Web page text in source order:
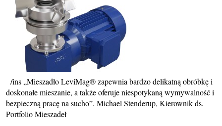
/ins „Mieszadło LeviMag® zapewnia bardzo delikatną obróbkę i
doskonałe mieszanie, a także oferuje niespotykaną wymywalność i
bezpieczną pracę na sucho”. Michael Stenderup, Kierownik ds.
Portfolio Mieszadeł